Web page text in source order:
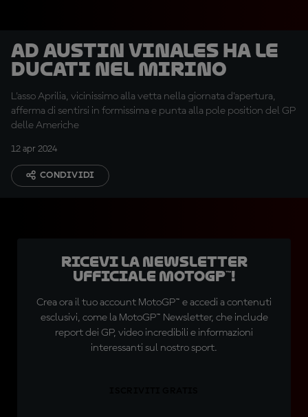
Ad Austin Vinales ha le
Ducati nel mirino
L'asso Aprilia, vicinissimo alla vetta nella giornata d'apertura,
afferma di sentirsi in formissima e punta alla pole position del GP
delle Americhe
12 apr 2024
CONDIVIDI
Ricevi la newsletter
ufficiale MotoGP™!
Crea ora il tuo account MotoGP™ e accedi a contenuti
esclusivi, come la MotoGP™ Newsletter, che include
report dei GP, video incredibili e informazioni
interessanti sul nostro sport.